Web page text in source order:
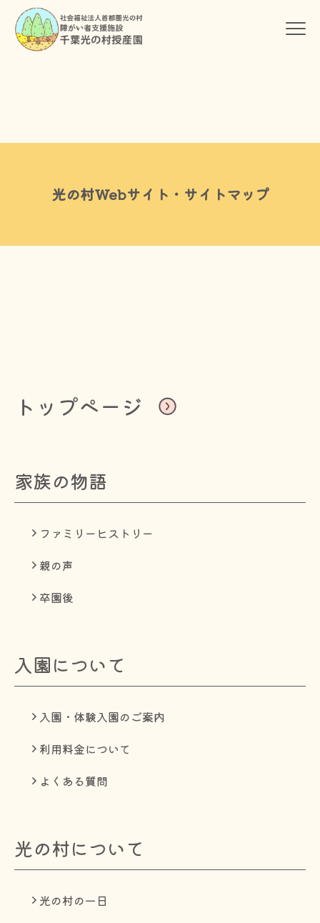
光の村Webサイト・サイトマップ
トップページ
家族の物語
ファミリーヒストリー
親の声
卒園後
入園について
入園・体験入園のご案内
利用料金について
よくある質問
光の村について
光の村の一日